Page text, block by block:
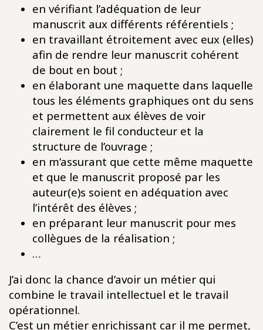
en vérifiant l’adéquation de leur
manuscrit aux différents référentiels ;​
en travaillant étroitement avec eux (elles)
afin de rendre leur manuscrit cohérent
de bout en bout ;​
en élaborant une maquette dans laquelle
tous les éléments graphiques ont du sens
et permettent aux élèves de voir
clairement le fil conducteur et la
structure de l’ouvrage ;​
en m’assurant que cette même maquette
et que le manuscrit proposé par les
auteur(e)s soient en adéquation avec
l’intérêt des élèves ;​
en préparant leur manuscrit pour mes
collègues de la réalisation ;​
…​
J’ai donc la chance d’avoir un métier qui
combine le travail intellectuel et le travail
opérationnel.​
C’est un métier enrichissant car il me permet,